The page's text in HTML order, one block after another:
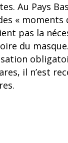
Au Pays
«
pas la
du
il n’est